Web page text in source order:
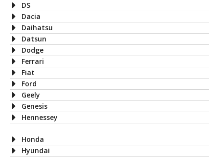
DS
Dacia
Daihatsu
Datsun
Dodge
Ferrari
Fiat
Ford
Geely
Genesis
Hennessey
Honda
Hyundai